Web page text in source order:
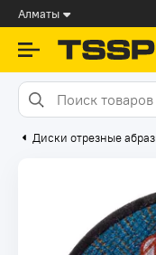
Алматы
Диски отрезные